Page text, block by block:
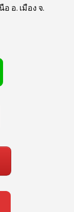
อ. เมือง จ.